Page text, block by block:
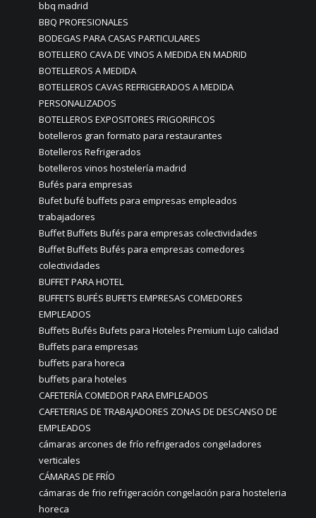
bbq madrid
BBQ PROFESIONALES
BODEGAS PARA CASAS PARTICULARES
BOTELLERO CAVA DE VINOS A MEDIDA EN MADRID
BOTELLEROS A MEDIDA
BOTELLEROS CAVAS REFRIGERADOS A MEDIDA
PERSONALIZADOS
BOTELLEROS EXPOSITORES FRIGORIFICOS
botelleros gran formato para restaurantes
Botelleros Refrigerados
botelleros vinos hostelería madrid
Bufés para empresas
Bufet bufé buffets para empresas empleados
trabajadores
Buffet Buffets Bufés para empresas colectividades
Buffet Buffets Bufés para empresas comedores
colectividades
BUFFET PARA HOTEL
BUFFETS BUFÉS BUFETS EMPRESAS COMEDORES
EMPLEADOS
Buffets Bufés Bufets para Hoteles Premium Lujo calidad
Buffets para empresas
buffets para horeca
buffets para hoteles
CAFETERÍA COMEDOR PARA EMPLEADOS
CAFETERIAS DE TRABAJADORES ZONAS DE DESCANSO DE
EMPLEADOS
cámaras arcones de frío refrigerados congeladores
verticales
CÁMARAS DE FRÍO
cámaras de frio refrigeración congelación para hosteleria
horeca